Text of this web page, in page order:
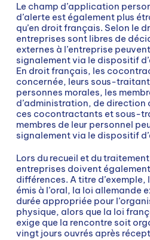
Le champ d’application
d’alerte est également plus
qu’en droit français. Selon le
entreprises sont libres de
externes à l’entreprise
signalement via le dispositif
En droit français, les
concernée, leurs sous-
personnes morales, les
d’administration, de direction
ces cocontractants et sous-
membres de leur personnel
signalement via le dispositif
Lors du recueil et du
entreprises doivent
différences. A titre d’exemple,
émis à l’oral, la loi allemande
durée appropriée pour
physique, alors que la loi
exige que la rencontre soit
vingt jours ouvrés après